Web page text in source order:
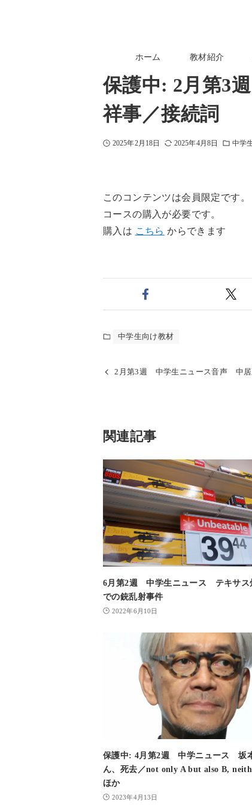
ホーム 教材紹介
保護中: 2月第3
祥事／接続詞
2025年2月18日 2025年4月8日 中学
このコンテンツは会員限定です。
コースの購入が必要です。
購入は こちら からできます
中学生向け教材
2月第3週 中学生ニュース音声 中居
関連記事
6月第2週 中学生ニュース テキサス
での銃乱射事件
2022年6月10日
保護中: 4月第2週 中学ニュース 坂
ん、死去／not only A but also B,
ほか
2023年4月13日